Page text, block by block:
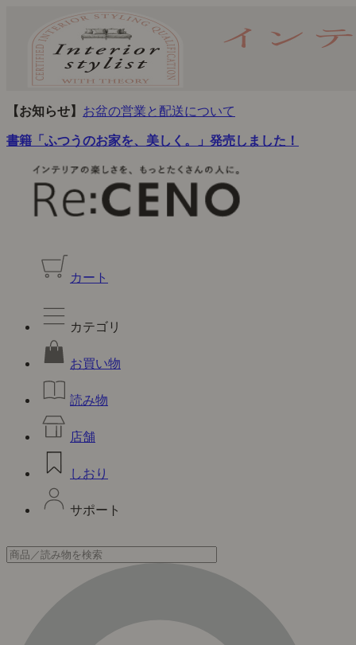
【お知らせ】 お盆の営業と配送について
書籍「ふつうのお家を、美しく。」発売しました！
カート
カテゴリ
お買い物
読み物
店舗
しおり
サポート